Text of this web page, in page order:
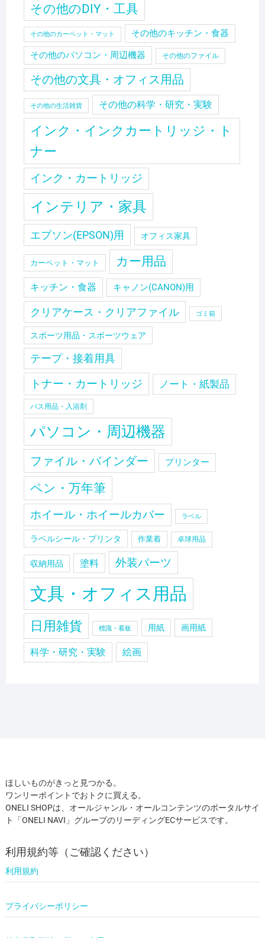
その他のDIY・工具
その他のカーペット・マット その他のキッチン・食器
その他のパソコン・周辺機器 その他のファイル
その他の文具・オフィス用品
その他の生活雑貨 その他の科学・研究・実験
インク・インクカートリッジ・ト
ナー
インク・カートリッジ
インテリア・家具
エプソン(EPSON)用 オフィス家具
カーペット・マット カー用品
キッチン・食器 キャノン(CANON)用
クリアケース・クリアファイル ゴミ箱
スポーツ用品・スポーツウェア
テープ・接着用具
トナー・カートリッジ ノート・紙製品
バス用品・入浴剤
パソコン・周辺機器
ファイル・バインダー プリンター
ペン・万年筆
ホイール・ホイールカバー ラベル
ラベルシール・プリンタ 作業着 卓球用品
収納用品 塗料 外装パーツ
文具・オフィス用品
日用雑貨 標識・看板 用紙 画用紙
科学・研究・実験 絵画
ほしいものがきっと見つかる。
ワンリーポイントでおトクに買える。
ONELI SHOPは、オールジャンル・オールコンテンツのポータルサイ
ト「ONELI NAVI」グループのリーディングECサービスです。
利用規約等（ご確認ください）
利用規約
プライバシーポリシー